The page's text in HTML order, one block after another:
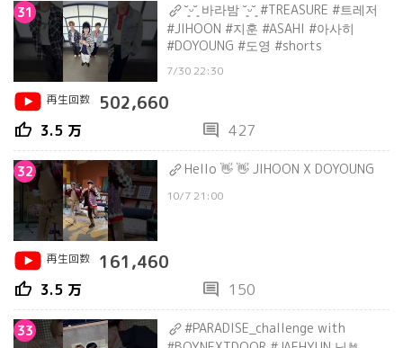
31
˘͈ᵕ˘͈ 바라밤 ˘͈ᵕ˘͈ #TREASURE #트레저
#JIHOON #지훈 #ASAHI #아사히
#DOYOUNG #도영 #shorts
7/30 22:30
再生回数
502,660
thumb_up 3.5 万 comment 427
32 Hello 👋 👋 JIHOON X DOYOUNG
10/7 21:00
再生回数 161,460
thumb_up 3.5 万 comment 150
33
#PARADISE_challenge with